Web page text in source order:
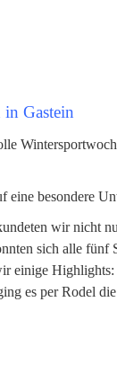
Gastein
eine besondere
wir nicht
sich alle fünf
einige
es per Rodel